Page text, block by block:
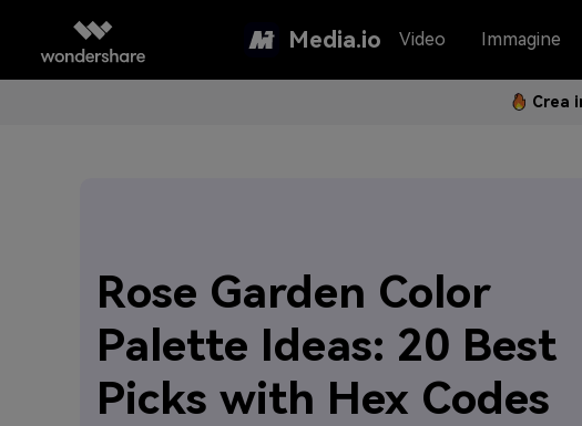
Media.io Video Immagine
Crea
Rose Garden Color
Palette Ideas: 20 Best
Picks with Hex Codes